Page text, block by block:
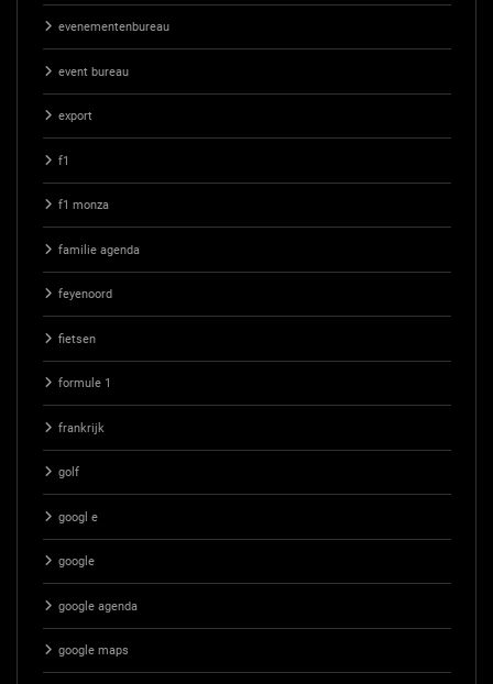
evenementenbureau
event bureau
export
f1
f1 monza
familie agenda
feyenoord
fietsen
formule 1
frankrijk
golf
googl e
google
google agenda
google maps